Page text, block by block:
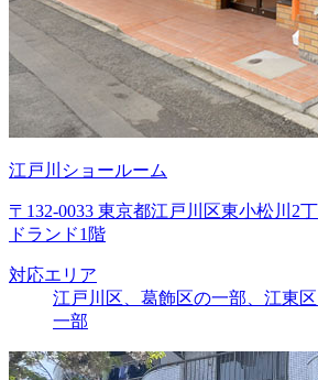
江戸川ショールーム
〒132-0033 東京都江戸川区東小松川2
ドランド1階
対応エリア
江戸川区、葛飾区の一部、江東
一部